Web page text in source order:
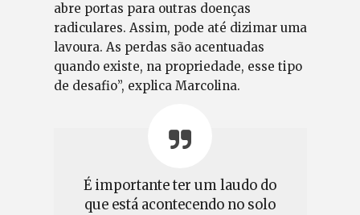
abre portas para outras doenças
radiculares. Assim, pode até dizimar uma
lavoura. As perdas são acentuadas
quando existe, na propriedade, esse tipo
de desafio”, explica Marcolina.
É importante ter um laudo do
que está acontecendo no solo